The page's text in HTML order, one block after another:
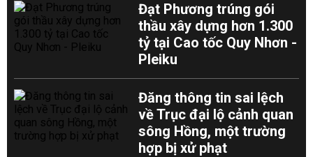
Đạt Phương trúng gói
thầu xây dựng hơn 1.300
tỷ tại Cao tốc Quy Nhơn -
Pleiku
Đăng thông tin sai lệch
về Trục đại lộ cảnh quan
sông Hồng, một trường
hợp bị xử phạt